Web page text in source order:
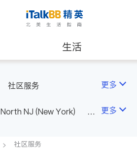
生活
房地产租售
社区服务 更多
North NJ (New York)
更多
社区服务